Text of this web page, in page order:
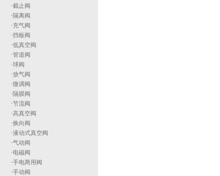
·截止阀
· 隔离阀
·充气阀
·挡板阀
·低真空阀
·管道阀
·球阀
·放气阀
·微调阀
· 隔膜阀
·节流阀
·高真空阀
·换向阀
·液动式真空阀
·气动阀
·电磁阀
·手电两用阀
·手动阀